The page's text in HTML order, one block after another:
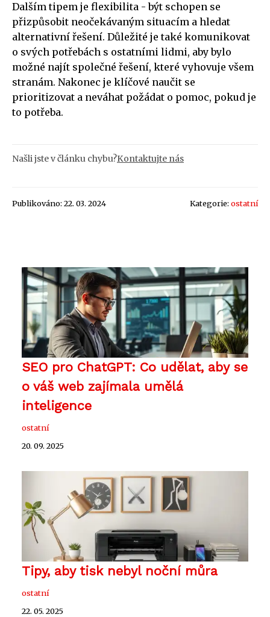
Dalším tipem je flexibilita - být schopen se
přizpůsobit neočekávaným situacím a hledat
alternativní řešení. Důležité je také komunikovat
o svých potřebách s ostatními lidmi, aby bylo
možné najít společné řešení, které vyhovuje všem
stranám. Nakonec je klíčové naučit se
prioritizovat a neváhat požádat o pomoc, pokud je
to potřeba.
Našli jste v článku chybu?Kontaktujte nás
Publikováno: 22. 03. 2024 Kategorie: ostatní
SEO pro ChatGPT: Co udělat, aby se
o váš web zajímala umělá
inteligence
ostatní
20. 09. 2025
Tipy, aby tisk nebyl noční můra
ostatní
22. 05. 2025